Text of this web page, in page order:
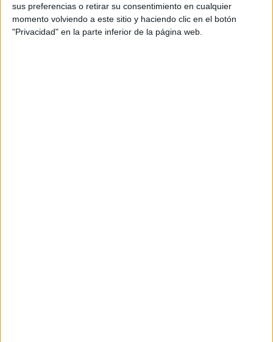
sus preferencias o retirar su consentimiento en cualquier
momento volviendo a este sitio y haciendo clic en el botón
"Privacidad" en la parte inferior de la página web.
Cargando
nueva noticia